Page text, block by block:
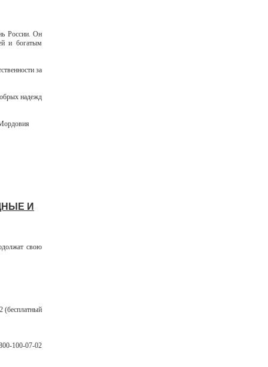
России. Он
и богатым
за
надежд
Мордовия
И
свою
(бесплатный
100-07-02